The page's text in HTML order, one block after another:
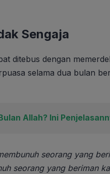
Sengaja
ditebus dengan
selama dua bulan
Allah? Ini
seorang yang
seorang yang beriman